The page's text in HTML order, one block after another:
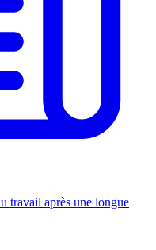
travail après une longue